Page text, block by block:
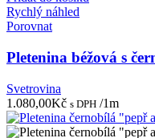
Rychlý náhled
Porovnat
Pletenina béžová s
Svetrovina
1.080,00Kč s DPH /1m